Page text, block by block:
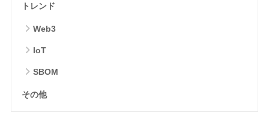
トレンド
Web3
IoT
SBOM
その他